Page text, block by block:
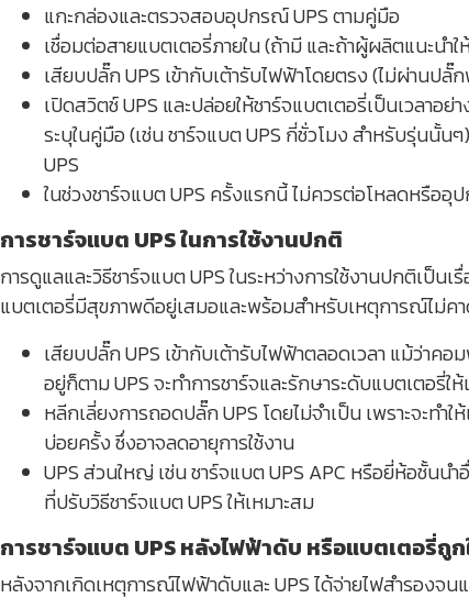
แกะกล่องและตรวจสอบอุปกรณ์ UPS ตามคู่มือ
เชื่อมต่อสายแบตเตอรี่ภายใน (ถ้ามี และถ้าผู้ผลิตแนะนำใ
เสียบปลั๊ก UPS เข้ากับเต้ารับไฟฟ้าโดยตรง (ไม่ผ่านปลั๊
เปิดสวิตช์ UPS และปล่อยให้ชาร์จแบตเตอรี่เป็นเวลาอย่
ระบุในคู่มือ (เช่น ชาร์จแบต UPS กี่ชั่วโมง สำหรับรุ่นนั้
UPS
ในช่วงชาร์จแบต UPS ครั้งแรกนี้ ไม่ควรต่อโหลดหรืออุ
การชาร์จแบต UPS ในการใช้งานปกติ
การดูแลและวิธีชาร์จแบต UPS ในระหว่างการใช้งานปกติเป็น
แบตเตอรี่มีสุขภาพดีอยู่เสมอและพร้อมสำหรับเหตุการณ์ไม่ค
เสียบปลั๊ก UPS เข้ากับเต้ารับไฟฟ้าตลอดเวลา แม้ว่า
อยู่ก็ตาม UPS จะทำการชาร์จและรักษาระดับแบตเตอรี่ใ
หลีกเลี่ยงการถอดปลั๊ก UPS โดยไม่จำเป็น เพราะจะทำ
บ่อยครั้ง ซึ่งอาจลดอายุการใช้งาน
UPS ส่วนใหญ่ เช่น ชาร์จแบต UPS APC หรือยี่ห้อชั้นน
ที่ปรับวิธีชาร์จแบต UPS ให้เหมาะสม
การชาร์จแบต UPS หลังไฟฟ้าดับ หรือแบตเตอรี่ถูก
หลังจากเกิดเหตุการณ์ไฟฟ้าดับและ UPS ได้จ่ายไฟสำรองจน